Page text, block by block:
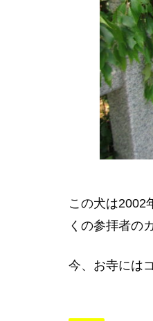
この犬は2002
くの参拝者の
今、お寺には